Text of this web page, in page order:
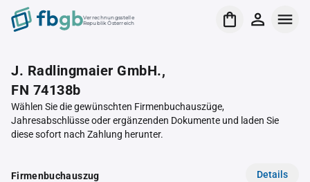
Verrechnungsstelle
Republik Österreich
J. Radlingmaier GmbH.,
FN 74138b
Wählen Sie die gewünschten Firmenbuchauszüge,
Jahresabschlüsse oder ergänzenden Dokumente und laden Sie
diese sofort nach Zahlung herunter.
Firmenbuchauszug Details